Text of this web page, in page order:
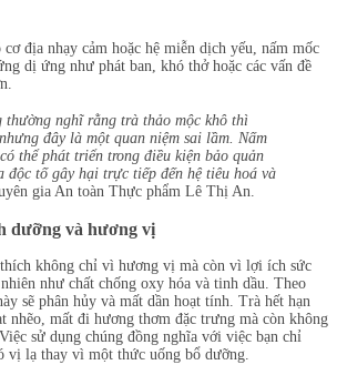
địa nhạy cảm hoặc hệ miễn dịch yếu, nấm mốc
dị ứng như phát ban, khó thở hoặc các vấn đề
thường nghĩ rằng trà thảo mộc khô thì
đây là một quan niệm sai lầm. Nấm
thể phát triển trong điều kiện bảo quản
độc tố gây hại trực tiếp đến hệ tiêu hoá và
gia An toàn Thực phẩm Lê Thị An.
dưỡng và hương vị
không chỉ vì hương vị mà còn vì lợi ích sức
như chất chống oxy hóa và tinh dầu. Theo
sẽ phân hủy và mất dần hoạt tính. Trà hết hạn
nhẽo, mất đi hương thơm đặc trưng mà còn không
sử dụng chúng đồng nghĩa với việc bạn chỉ
vị lạ thay vì một thức uống bổ dưỡng.